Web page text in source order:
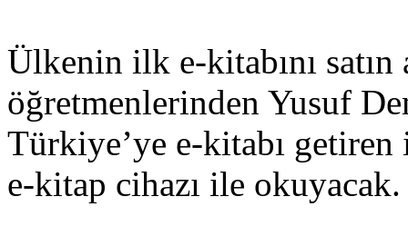
Ülkenin ilk e-kitabını
öğretmenlerinden Yusuf
Türkiye’ye e-kitabı
e-kitap cihazı ile okuyacak.